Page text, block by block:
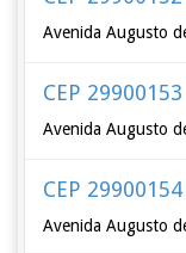
Avenida Augusto
CEP 29900153
Avenida Augusto
CEP 29900154
Avenida Augusto